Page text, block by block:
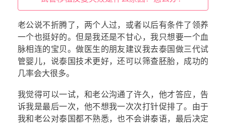
老公说不折腾了，两个人过，或者以后有条件了领养
一个也挺好的。但是我还是不甘心，我只想要一个血
脉相连的宝贝。做医生的朋友建议我去泰国做三代试
管婴儿，说泰国技术更好，还可以筛查胚胎，成功的
几率会大很多。
我觉得可以一试，和老公沟通了许久，他才答应，告
诉我是最后一次，他不想我一次次打针促排了。由于
我和老公对泰国都不熟悉，也不会讲泰语，最后决定